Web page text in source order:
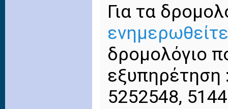
Για τα
δρομολόγιο
εξυπηρέτηση
5252548,